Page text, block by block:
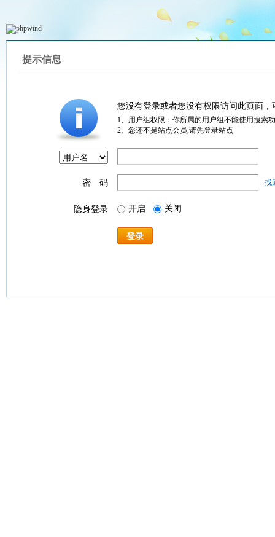
提示信息
您没有登录或者您没有权限访问此页面
1、用户组权限：你所属的用户组不能使用搜索
2、您还不是站点会员,请先登录站点
密 码 找
隐身登录 开启 关闭
登录